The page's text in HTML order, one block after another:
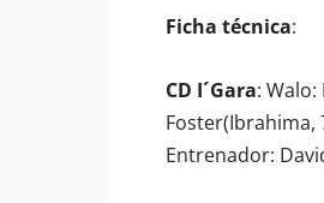
Ficha técnica:
CD I´Gara: Walo:
Foster(Ibrahima,
Entrenador: